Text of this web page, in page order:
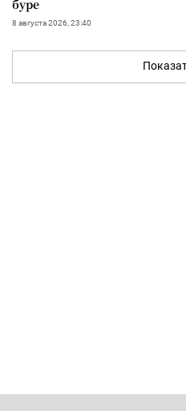
буре
8 августа 2026, 23:40